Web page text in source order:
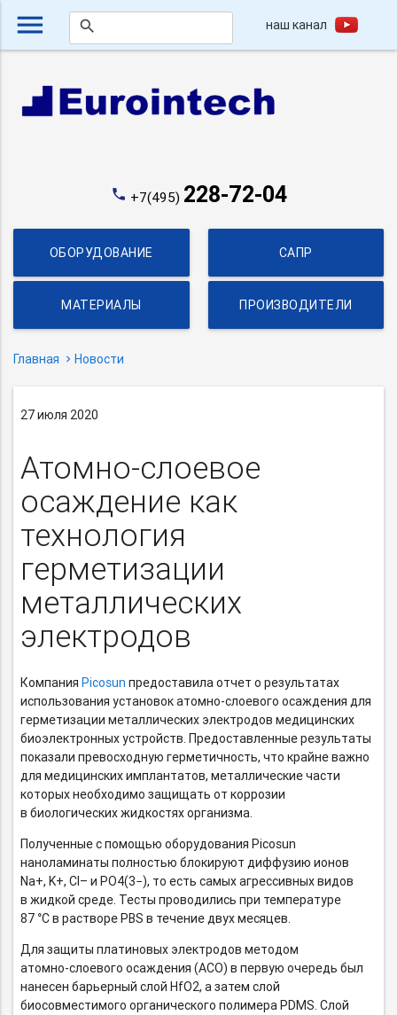
menu search наш канал
phone +7(495) 228-72-04
ОБОРУДОВАНИЕ САПР
МАТЕРИАЛЫ ПРОИЗВОДИТЕЛИ
Главная Новости
27 июля 2020
Атомно-слоевое
осаждение как
технология
герметизации
металлических
электродов
КомпанияPicosun предоставила отчет о результатах
использования установокатомно-слоевого осаждения для
герметизации металлических электродов медицинских
биоэлектронных устройств. Предоставленные результаты
показали превосходную герметичность, что крайне важно
для медицинских имплантатов, металлические части
которых необходимо защищать от коррозии
в биологических жидкостях организма.
Полученные с помощью оборудования Picosun
наноламинаты полностью блокируют диффузию ионов
Na+, K+, Cl– и PO4(3−), то есть самых агрессивных видов
в жидкой среде. Тесты проводились при температуре
87 °C в растворе PBS в течение двух месяцев.
Для защиты платиновых электродов методом
атомно-слоевого осаждения (АСО) в первую очередь был
нанесен барьерный слой HfO2, а затем слой
биосовместимого органического полимера PDMS. Слой